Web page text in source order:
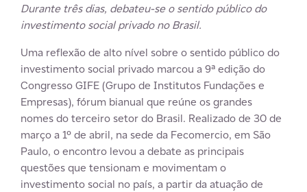
Durante três dias, debateu-se o sentido público do
investimento social privado no Brasil.
Uma reflexão de alto nível sobre o sentido público do
investimento social privado marcou a 9ª edição do
Congresso GIFE (Grupo de Institutos Fundações e
Empresas), fórum bianual que reúne os grandes
nomes do terceiro setor do Brasil. Realizado de 30 de
março a 1º de abril, na sede da Fecomercio, em São
Paulo, o encontro levou a debate as principais
questões que tensionam e movimentam o
investimento social no país, a partir da atuação de